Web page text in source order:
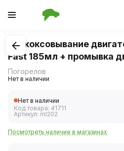
1/1
Раскоксовывание
Fast 185мл + промывка
Flush
Погорелов
Нет в наличии
Нет в наличии
Код товара: 41711
Артикул: ml202
Посмотреть наличие в магазинах